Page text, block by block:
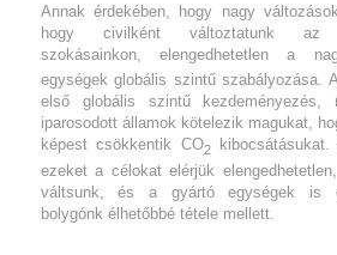
Annak érdekében, hogy nagy
hogy civilként változtatunk az
szokásainkon, elengedhetetlen a
egységek globális szintű szabályozása.
első globális szintű kezdeményezés,
iparosodott államok kötelezik magukat,
képest csökkentik CO2kibocsátásukat.
ezeket a célokat elérjük
váltsunk, és a gyártó egységek is
bolygónk élhetőbbé tétele mellett.